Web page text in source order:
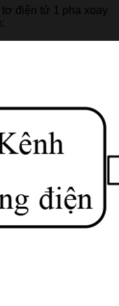
điện tử 1 pha xoay